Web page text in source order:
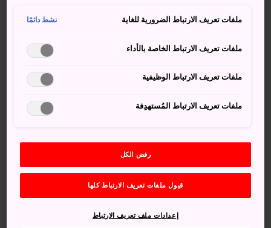
حقائق سريعة
تتجلى في تصميم المبنى الملامح المعمارية اليابانية التقليدية
سكينيي
إذا كنت قادمًا من مدينة طوكيو، يمكنك ركوب قطار شينكانسن
إلى محطة فوكوشيما، ويستغرق هذا الجزء من الرحلة ساعة
ونصف تقريبًا.
تتمثل أقرب محطة قطارات إلى المتحف في محطة
بيجوتسوكان-توشوكان-ماي. ويمكنك ركوب القطار المار بها من
ملفات تعريف الارتباط الضرورية للغاية نشط دائمًا
ملفات تعريف الارتباط الخاصة بالأداء
ملفات تعريف الارتباط الوظيفية
ملفات تعريف الارتباط المُستهدِفة
رفض الكل
قبول ملفات تعريف الارتباط كلها
إعدادات ملف تعريف الارتباط